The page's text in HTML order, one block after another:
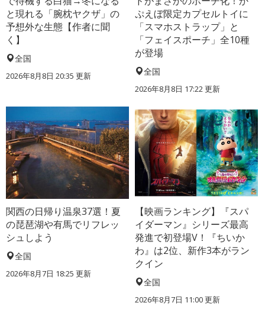
と現れる「腕枕ヤクザ」の
予想外な生態【作者に聞
く】
全国
2026年8月8日 20:35 更新
ぷえぼ限定カプセルトイに
「スマホストラップ」と
「フェイスポーチ」全10種
が登場
全国
2026年8月8日 17:22更新
関西の日帰り温泉37選！夏
の琵琶湖や有馬でリフレッ
シュしよう
全国
2026年8月7日 18:25 更新
【映画ランキング】『スパ
イダーマン』シリーズ最高
発進で初登場V！『ちいか
わ』は2位、新作3本がラン
クイン
全国
2026年8月7日 11:00更新